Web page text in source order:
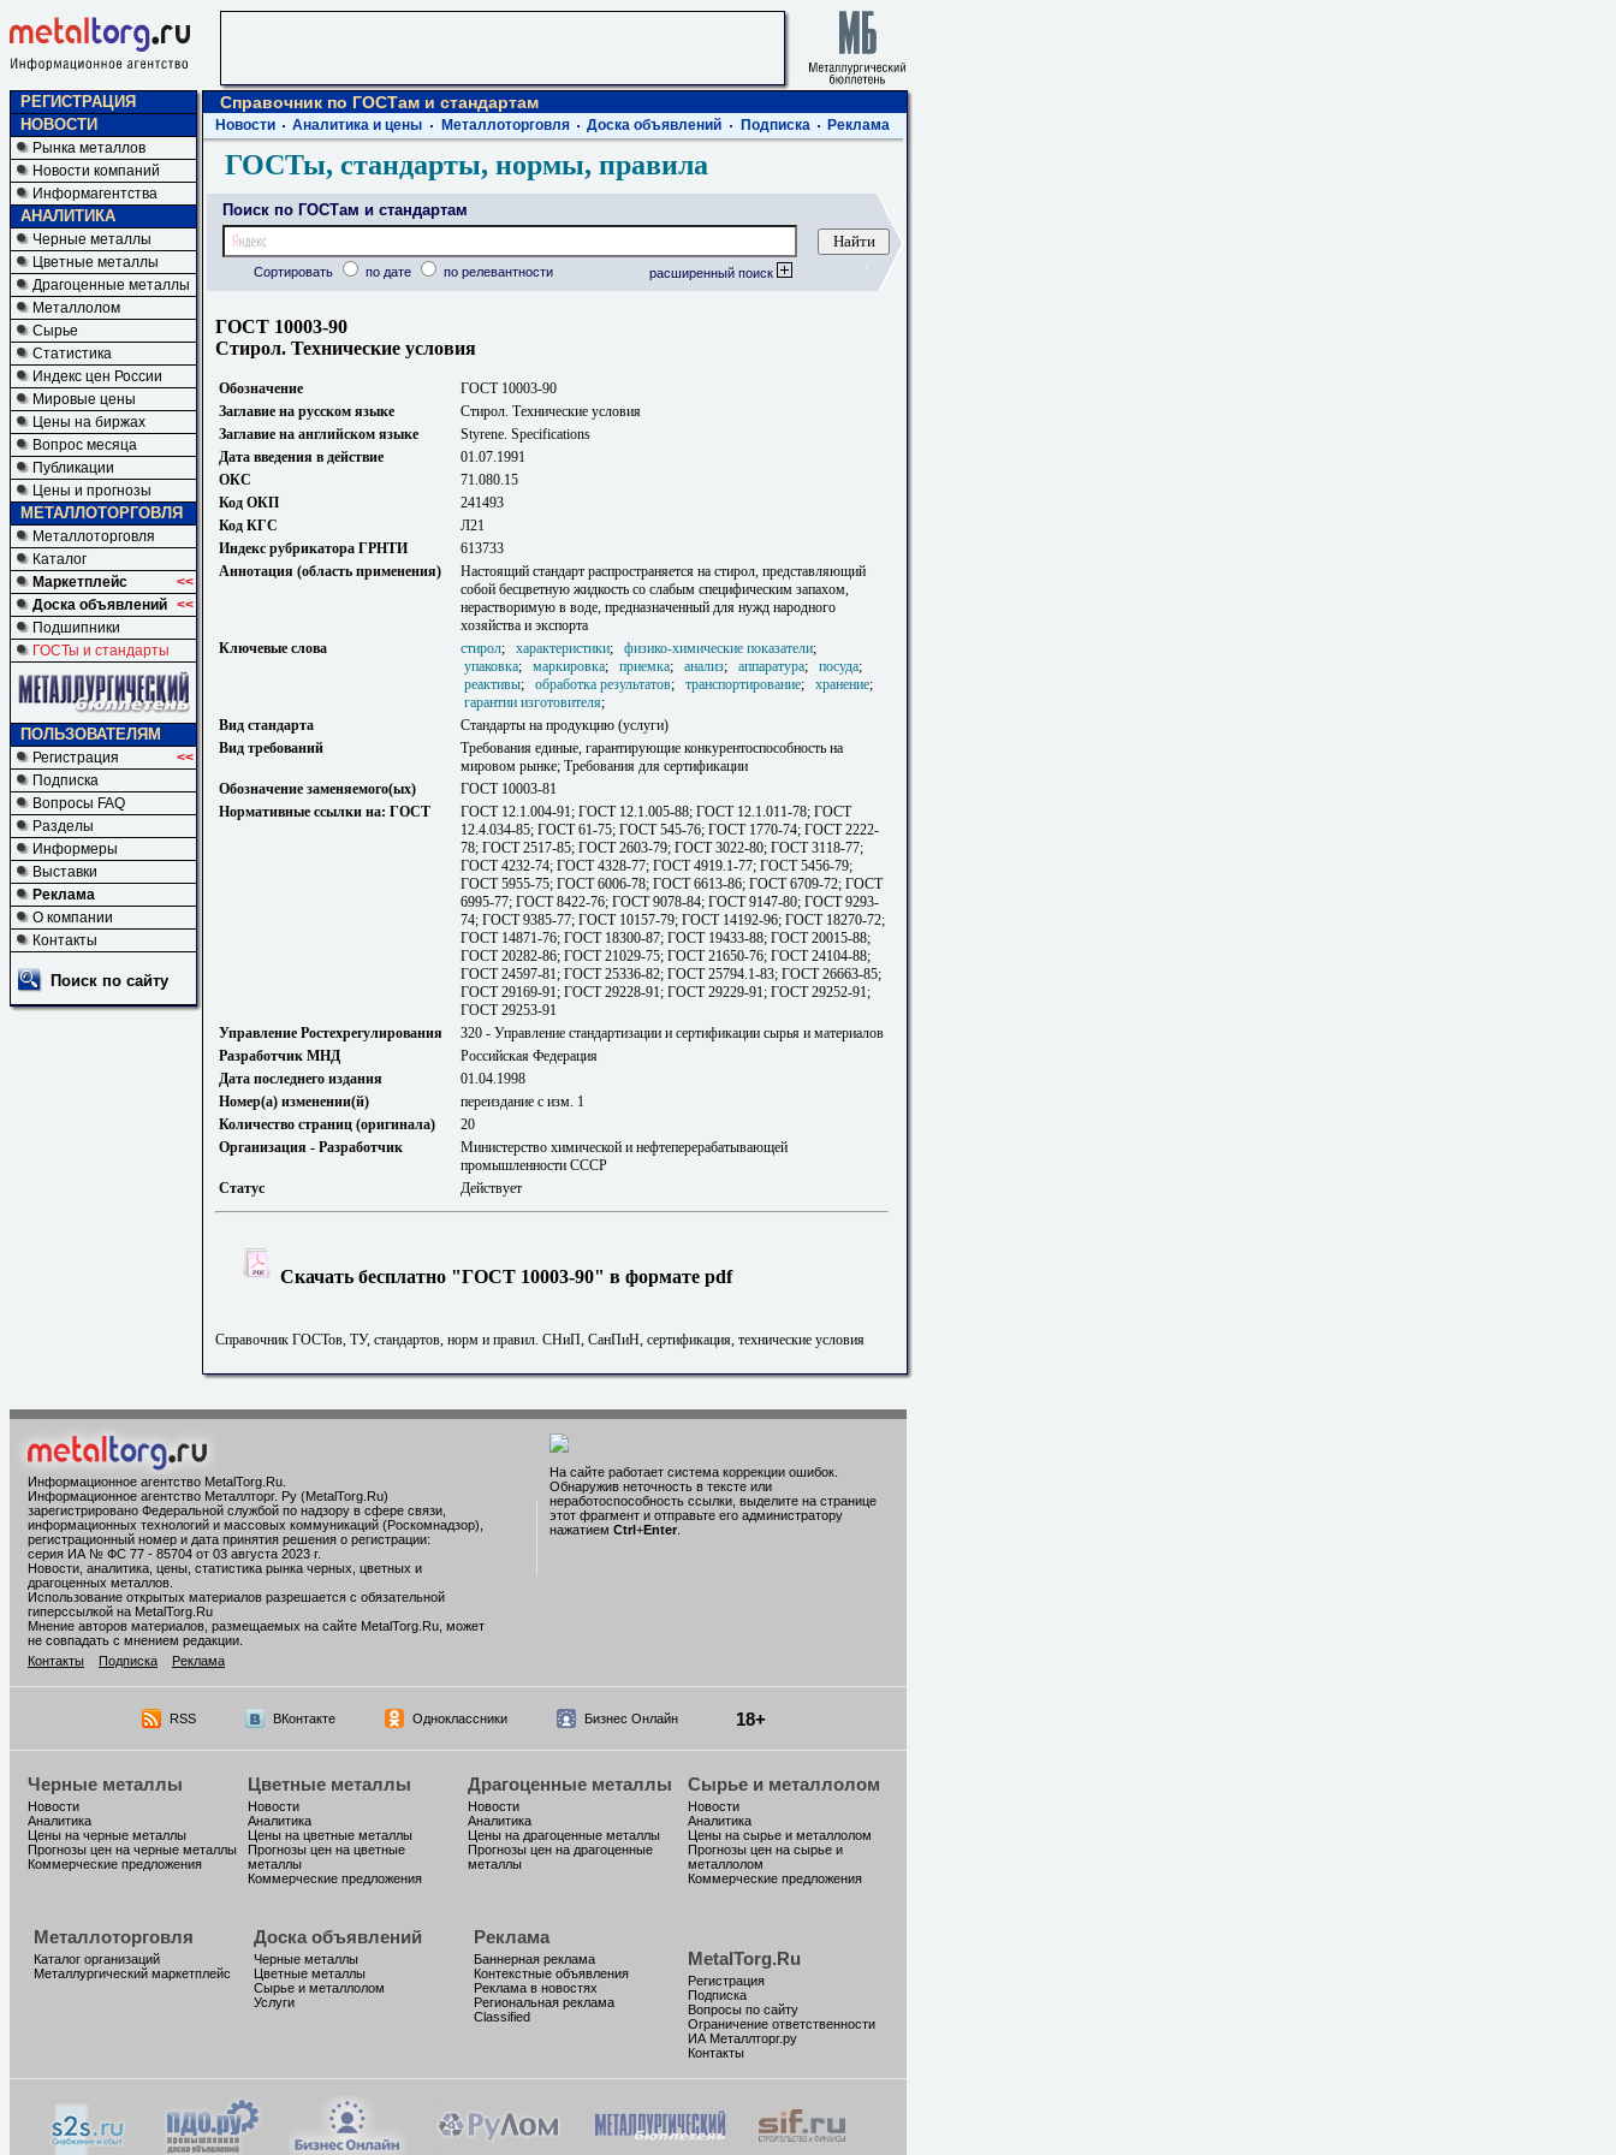
РЕГИСТРАЦИЯ
НОВОСТИ
Рынка металлов
Новости компаний
Информагентства
АНАЛИТИКА
Черные металлы
Цветные металлы
Драгоценные металлы
Металлолом
Сырье
Статистика
Индекс цен России
Мировые цены
Цены на биржах
Вопрос месяца
Публикации
Цены и прогнозы
МЕТАЛЛОТОРГОВЛЯ
Металлоторговля
Каталог
Маркетплейс
<<
Доска объявлений <<
Подшипники
ГОСТы и стандарты
ПОЛЬЗОВАТЕЛЯМ
Регистрация
<<
Подписка
Вопросы FAQ
Разделы
Информеры
Выставки
Реклама
О компании
Контакты
Поиск по сайту
Справочник по ГОСТам и стандартам
Новости Аналитика и цены Металлоторговля Доска объявлений Подписка Реклама
ГОСТы, стандарты, нормы, правила
Поиск по ГОСТам и стандартам
Сортировать по дате по релевантности расширенный поиск
ГОСТ 10003-90
Стирол. Технические условия
Обозначение
ГОСТ 10003-90
Заглавие на русском языке
Стирол. Технические условия
Заглавие на английском языке
Styrene. Specifications
Дата введения в действие
01.07.1991
ОКС
71.080.15
Код ОКП
241493
Код КГС
Л21
Индекс рубрикатора ГРНТИ
613733
Аннотация (область применения)
Настоящий стандарт распространяется на стирол, представляющий
собой бесцветную жидкость со слабым специфическим запахом,
нерастворимую в воде, предназначенный для нужд народного
хозяйства и экспорта
Ключевые слова
стирол; характеристики; физико-химические показатели;
упаковка; маркировка; приемка; анализ; аппаратура; посуда;
реактивы; обработка результатов; транспортирование; хранение;
гарантии изготовителя;
Вид стандарта
Стандарты на продукцию (услуги)
Вид требований
Требования единые, гарантирующие конкурентоспособность на
мировом рынке; Требования для сертификации
Обозначение заменяемого(ых)
ГОСТ 10003-81
Нормативные ссылки на: ГОСТ
ГОСТ 12.1.004-91; ГОСТ 12.1.005-88; ГОСТ 12.1.011-78; ГОСТ
12.4.034-85; ГОСТ 61-75; ГОСТ 545-76; ГОСТ 1770-74; ГОСТ 2222-
78; ГОСТ 2517-85; ГОСТ 2603-79; ГОСТ 3022-80; ГОСТ 3118-77;
ГОСТ 4232-74; ГОСТ 4328-77; ГОСТ 4919.1-77; ГОСТ 5456-79;
ГОСТ 5955-75; ГОСТ 6006-78; ГОСТ 6613-86; ГОСТ 6709-72; ГОСТ
6995-77; ГОСТ 8422-76; ГОСТ 9078-84; ГОСТ 9147-80; ГОСТ 9293-
74; ГОСТ 9385-77; ГОСТ 10157-79; ГОСТ 14192-96; ГОСТ 18270-72;
ГОСТ 14871-76; ГОСТ 18300-87; ГОСТ 19433-88; ГОСТ 20015-88;
ГОСТ 20282-86; ГОСТ 21029-75; ГОСТ 21650-76; ГОСТ 24104-88;
ГОСТ 24597-81; ГОСТ 25336-82; ГОСТ 25794.1-83; ГОСТ 26663-85;
ГОСТ 29169-91; ГОСТ 29228-91; ГОСТ 29229-91; ГОСТ 29252-91;
ГОСТ 29253-91
Управление Ростехрегулирования
320 - Управление стандартизации и сертификации сырья и материалов
Разработчик МНД
Российская Федерация
Дата последнего издания
01.04.1998
Номер(а) изменении(й)
переиздание с изм. 1
Количество страниц (оригинала)
20
Организация - Разработчик
Министерство химической и нефтеперерабатывающей
промышленности СССР
Статус
Действует
Скачать бесплатно "ГОСТ 10003-90" в формате pdf
Справочник ГОСТов, ТУ, стандартов, норм и правил. СНиП, СанПиН, сертификация, технические условия
Информационное агентство MetalTorg.Ru
Информационное агентство Металлторг. Ру (MetalTorg.Ru)
зарегистрировано Федеральной службой по надзору в сфере связи,
информационных технологий и массовых коммуникаций (Роскомнадзор),
регистрационный номер и дата принятия решения о регистрации:
серия ИА № ФС 77 - 85704 от 03 августа 2023 г.
Новости, аналитика, цены, статистика рынка черных, цветных и
драгоценных металлов.
Использование открытых материалов разрешается с обязательной
гиперссылкой на MetalTorg.Ru
Мнение авторов материалов, размещаемых на сайте MetalTorg.Ru, может
не совпадать с мнением редакции.
Контакты
Подписка Реклама
На сайте работает система коррекции ошибок.
Обнаружив неточность в тексте или
неработоспособность ссылки, выделите на странице
этот фрагмент и отправьте его администратору
нажатием Ctrl+Enter
RSS ВКонтакте Одноклассники Бизнес Онлайн 18+
Черные металлы
Новости
Аналитика
Цены на черные металлы
Прогнозы цен на черные металлы
Коммерческие предложения
Цветные металлы
Новости
Аналитика
Цены на цветные металлы
Прогнозы цен на цветные
металлы
Коммерческие предложения
Драгоценные металлы
Новости
Аналитика
Цены на драгоценные металлы
Прогнозы цен на драгоценные
металлы
Сырье и металлолом
Новости
Аналитика
Цены на сырье и металлолом
Прогнозы цен на сырье и
металлолом
Коммерческие предложения
Металлоторговля
Каталог организаций
Металлургический маркетплейс
Доска объявлений
Черные металлы
Цветные металлы
Сырье и металлолом
Услуги
Реклама
Баннерная реклама
Контекстные объявления
Реклама в новостях
Региональная реклама
Classified
MetalTorg.Ru
Регистрация
Подписка
Вопросы по сайту
Ограничение ответственности
ИА Металлторг.ру
Контакты